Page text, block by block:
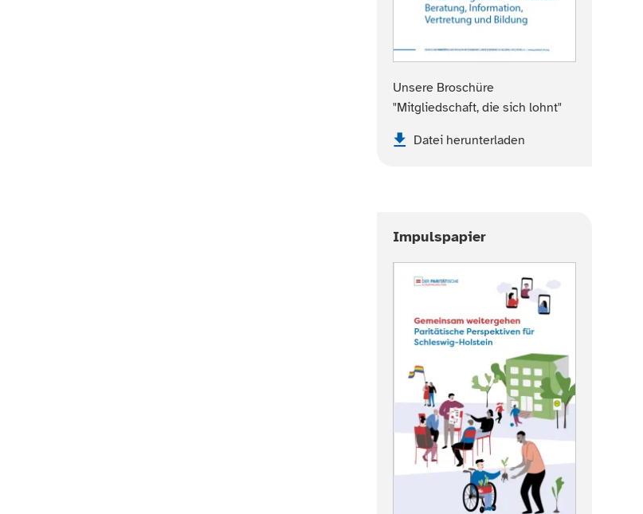
Unsere Broschüre
"Mitgliedschaft, die sich lohnt"
Datei herunterladen
Impulspapier